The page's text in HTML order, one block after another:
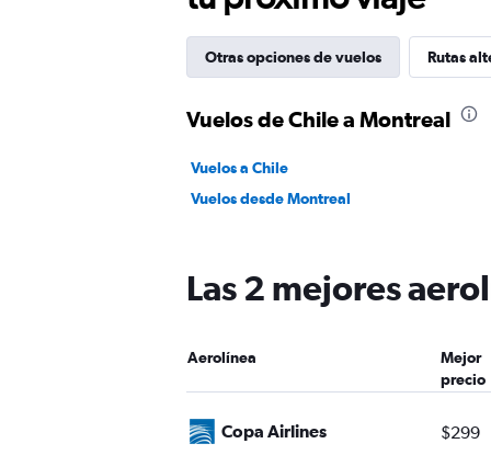
Otras opciones de vuelos Rutas
Vuelos de Chile a Montreal
Vuelos a Chile
Vuelos desde Montreal
Las 2 mejores
Aerolínea
Mejor
precio
Copa Airlines $299